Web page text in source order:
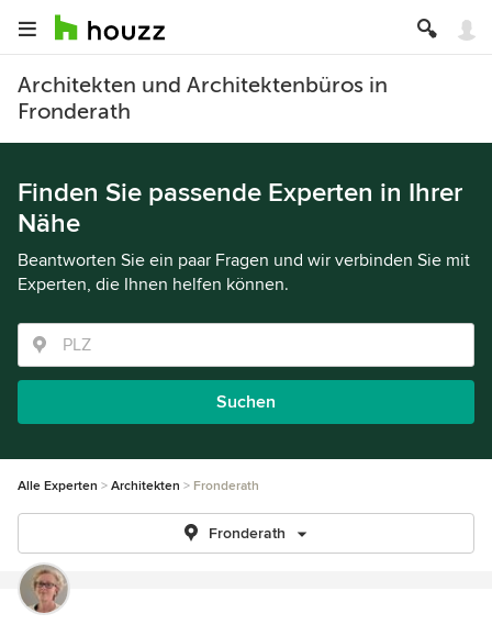
Architekten und Architektenbüros in
Fronderath
Finden Sie passende Experten in Ihrer
Nähe
Beantworten Sie ein paar Fragen und wir verbinden Sie mit
Experten, die Ihnen helfen können.
Suchen
Alle Experten Architekten Fronderath
Fronderath